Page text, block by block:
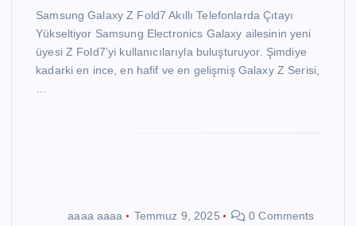
Samsung Galaxy Z Fold7 Akıllı Telefonlarda Çıtayı
Yükseltiyor Samsung Electronics Galaxy ailesinin yeni
üyesi Z Fold7’yi kullanıcılarıyla buluşturuyor. Şimdiye
kadarki en ince, en hafif ve en gelişmiş Galaxy Z Serisi,
aaaa aaaa Temmuz 9, 2025 0 Comments